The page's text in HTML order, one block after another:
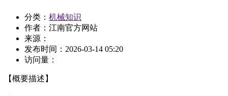
分类： 机械知识
作者：江南官方网站
来源：
发布时间： 2026-03-14 05:20
访问量：
【概要描述】